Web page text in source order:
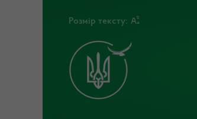
Розмір тексту: